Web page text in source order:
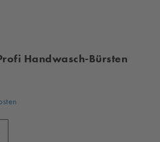
Handwasch-Bürsten